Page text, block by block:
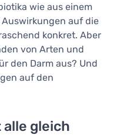
wie aus einem
auf die
konkret. Aber
von Arten und
den Darm aus? Und
auf den
gleich